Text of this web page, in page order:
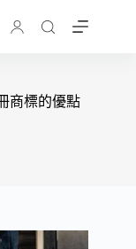
商標的優點